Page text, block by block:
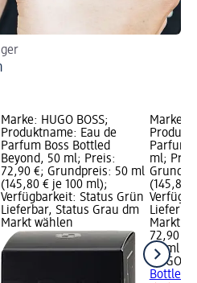
Marke: HUGO BOSS;
Produktname: Eau de
Parfum Boss Bottled
Beyond, 50 ml; Preis:
72,90 €; Grundpreis: 50 ml
(145,80 € je 100 ml);
Verfügbarkeit: Status Grün
Lieferbar, Status Grau dm
Markt wählen
Marke:
Parfum
ml;
(145,80
Markt
72,90 €
50 ml
HUGO
Bottled